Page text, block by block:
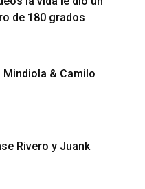
de 180 grados
& Camilo
Rivero y Juank